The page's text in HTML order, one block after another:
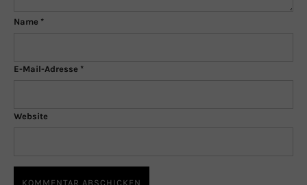
Name *
E-Mail-Adresse *
Website